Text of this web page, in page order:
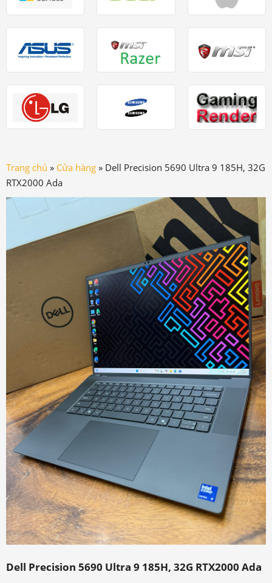
Trang chủ » Cửa hàng » Dell Precision 5690 Ultra 9 185H, 32G
RTX2000 Ada
Dell Precision 5690 Ultra 9 185H, 32G RTX2000 Ada